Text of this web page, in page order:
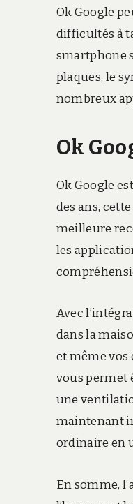
Ok Google
difficultés à
smartphone
plaques, le
nombreux
Ok
Ok Google
des ans,
meilleure
les
Avec
dans la
et même
vous permet
une
maintenant
ordinaire en
En somme,